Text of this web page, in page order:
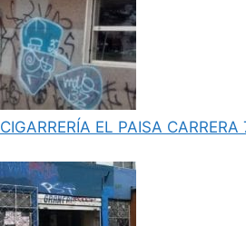
CIGARRERÍA EL PAISA